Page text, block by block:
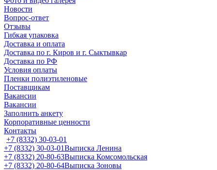
Новости
Вопрос-ответ
Отзывы
Гибкая упаковка
Доставка и оплата
Доставка по г. Киров и г. Сыктывкар
Доставка по РФ
Условия оплаты
Пленки полиэтиленовые
Поставщикам
Вакансии
Вакансии
Заполнить анкету
Корпоративные ценности
Контакты
+7 (8332) 30-03-01
+7 (8332) 30-03-01Выписка Ленина
+7 (8332) 20-80-63Выписка Комсомольская
+7 (8332) 20-80-64Выписка Зоновы